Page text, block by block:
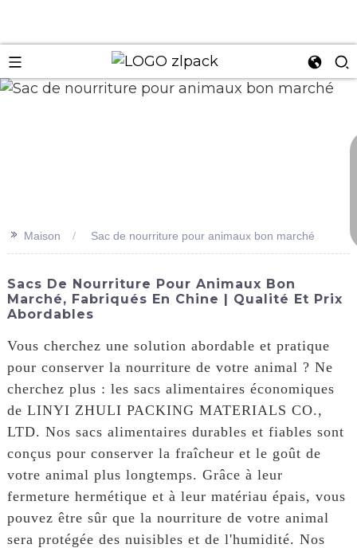
>> Maison Sac de nourriture pour animaux bon marché
Sacs De Nourriture Pour Animaux Bon
Marché, Fabriqués En Chine | Qualité Et Prix
Abordables
Vous cherchez une solution abordable et pratique
pour conserver la nourriture de votre animal ? Ne
cherchez plus : les sacs alimentaires économiques
de LINYI ZHULI PACKING MATERIALS CO.,
LTD. Nos sacs alimentaires durables et fiables sont
conçus pour conserver la fraîcheur et le goût de
votre animal plus longtemps. Grâce à leur
fermeture hermétique et à leur matériau épais, vous
pouvez être sûr que la nourriture de votre animal
sera protégée des nuisibles et de l'humidité. Nos